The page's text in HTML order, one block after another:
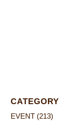
CATEGORY
EVENT (213)